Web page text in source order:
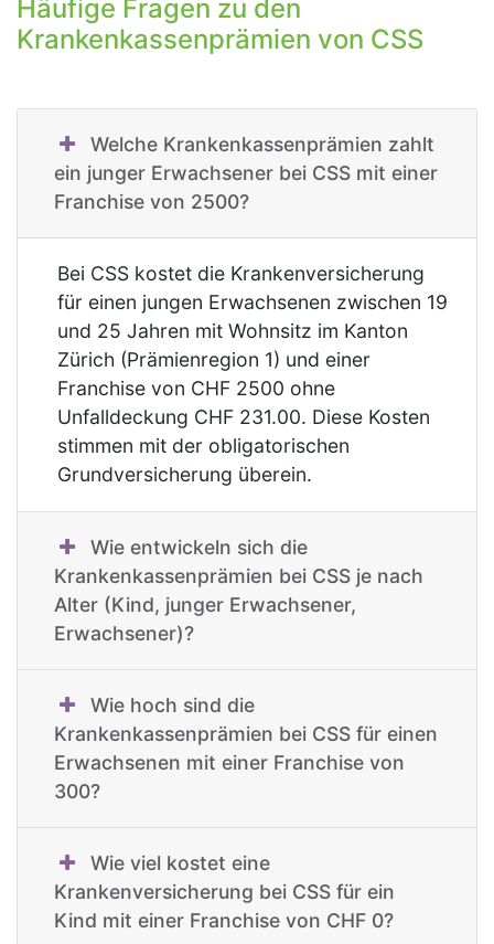
Häufige Fragen zu den
Krankenkassenprämien von CSS
Welche Krankenkassenprämien zahlt
ein junger Erwachsener bei CSS mit einer
Franchise von 2500?
Bei CSS kostet die Krankenversicherung
für einen jungen Erwachsenen zwischen 19
und 25 Jahren mit Wohnsitz im Kanton
Zürich (Prämienregion 1) und einer
Franchise von CHF 2500 ohne
Unfalldeckung CHF 231.00. Diese Kosten
stimmen mit der obligatorischen
Grundversicherung überein.
Wie entwickeln sich die
Krankenkassenprämien bei CSS je nach
Alter (Kind, junger Erwachsener,
Erwachsener)?
Wie hoch sind die
Krankenkassenprämien bei CSS für einen
Erwachsenen mit einer Franchise von
300?
Wie viel kostet eine
Krankenversicherung bei CSS für ein
Kind mit einer Franchise von CHF 0?